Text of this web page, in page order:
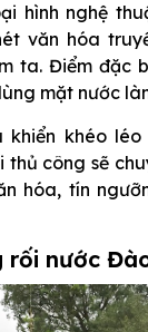
hình nghệ
văn hóa
ta. Điểm đặc
mặt nước
khiển khéo
thủ công sẽ
hóa, tín
rối nước